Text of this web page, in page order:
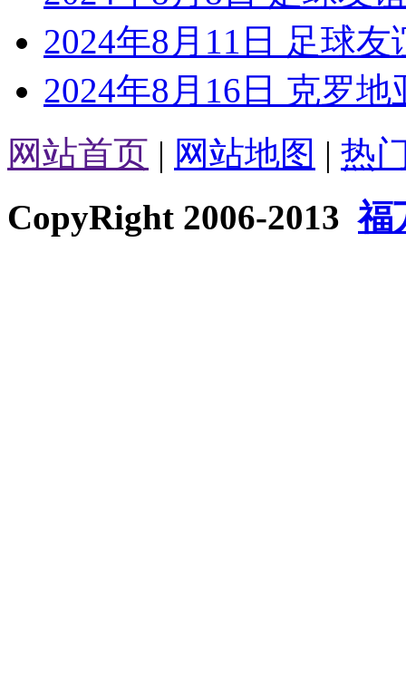
2024年8月11日 足球
2024年8月16日 克罗
网站首页 | 网站地图 | 热
CopyRight 2006-2013福